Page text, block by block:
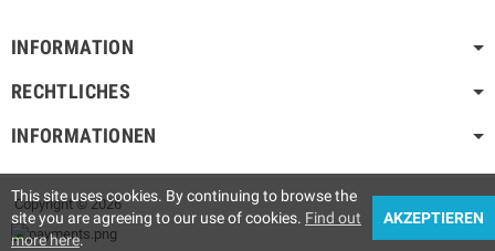
INFORMATION
RECHTLICHES
INFORMATIONEN
Copyright © 2026
This site uses cookies. By continuing to browse the
site you are agreeing to our use of cookies. Find out
more here.
AKZEPTIEREN